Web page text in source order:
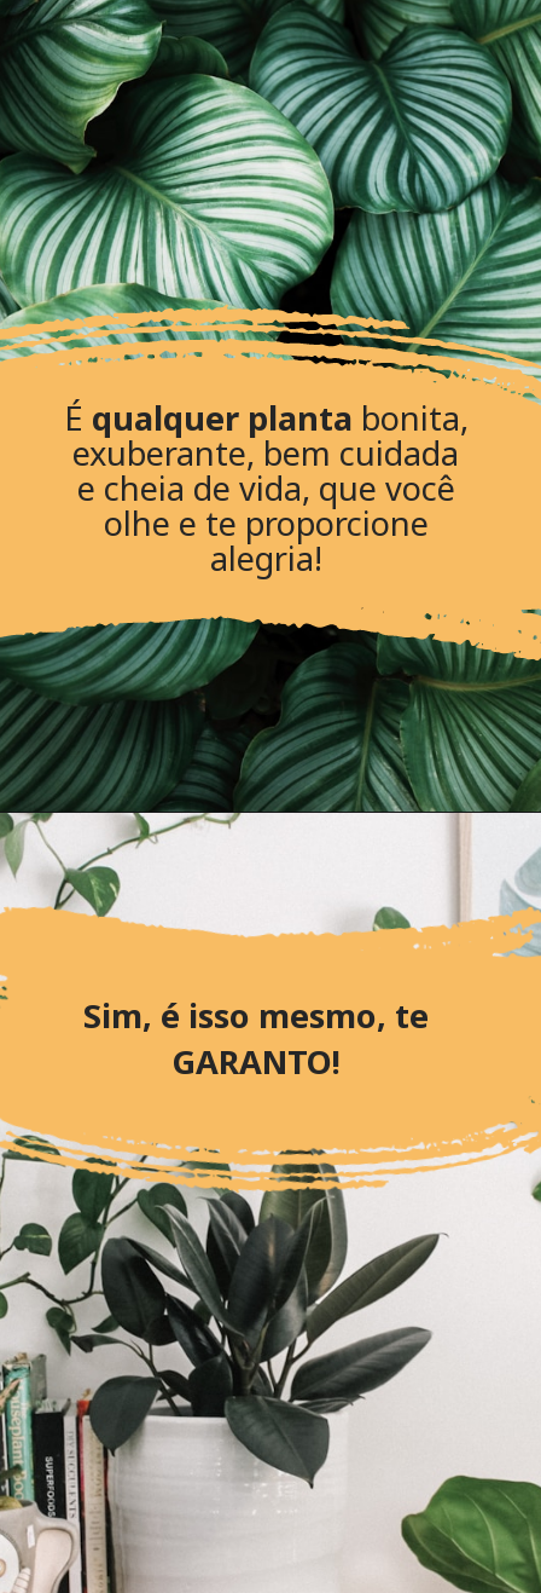
É qualquer planta bonita,
exuberante, bem cuidada
e cheia de vida, que você
olhe e te proporcione
alegria!
Sim, é isso mesmo, te
GARANTO!